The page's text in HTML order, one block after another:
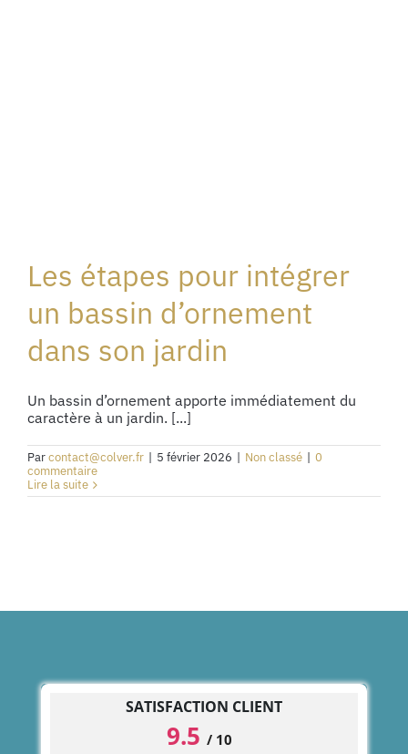
Les étapes pour intégrer
un bassin d’ornement
dans son jardin
Un bassin d’ornement apporte immédiatement du
caractère à un jardin. [...]
Parcontact@colver.fr | 5 février 2026 | Non classé | 0
commentaire
Lire la suite
SATISFACTION CLIENT
9.5 / 10